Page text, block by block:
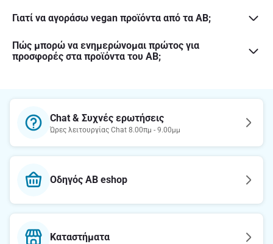
Γιατί να αγοράσω vegan προϊόντα από τα ΑΒ;
Πώς μπορώ να ενημερώνομαι πρώτος για
προσφορές στα προϊόντα του ΑΒ;
Chat & Συχνές ερωτήσεις
Ώρες λειτουργίας Chat 8.00πμ - 9.00μμ
Οδηγός AB eshop
Καταστήματα